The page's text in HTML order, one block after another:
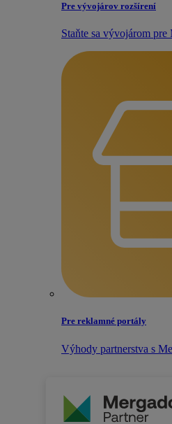
Pre vývojárov rozšírení
Staňte sa vývojárom pre
Pre reklamné portály
Výhody partnerstva s